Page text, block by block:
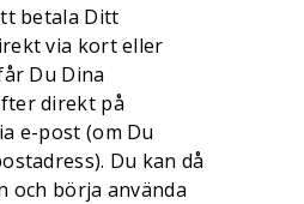
betala Ditt
via kort eller
Du Dina
direkt på
e-post (om Du
Du kan då
och börja använda